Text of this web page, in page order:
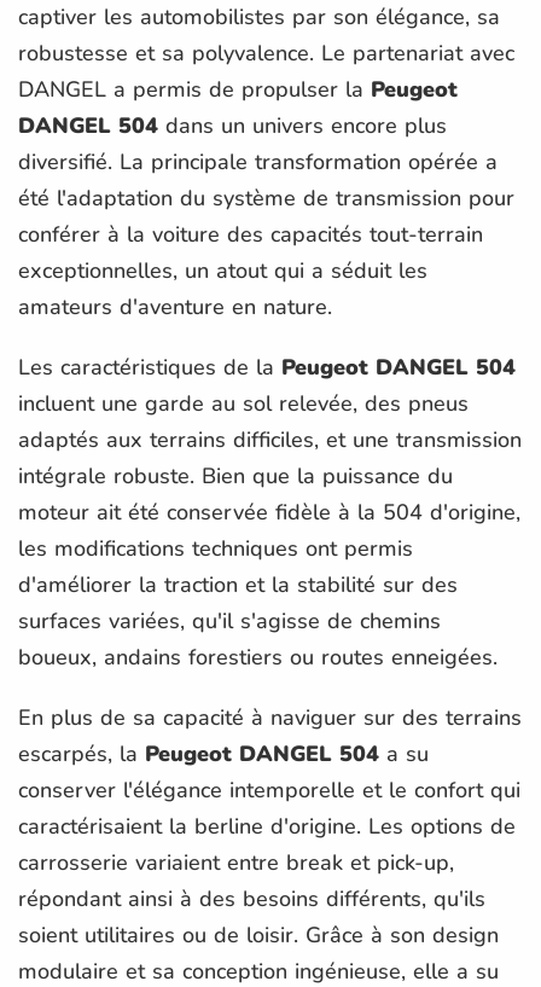
captiver les automobilistes par son élégance, sa
robustesse et sa polyvalence. Le partenariat avec
DANGEL a permis de propulser la Peugeot
DANGEL 504 dans un univers encore plus
diversifié. La principale transformation opérée a
été l'adaptation du système de transmission pour
conférer à la voiture des capacités tout-terrain
exceptionnelles, un atout qui a séduit les
amateurs d'aventure en nature.
Les caractéristiques de la Peugeot DANGEL 504
incluent une garde au sol relevée, des pneus
adaptés aux terrains difficiles, et une transmission
intégrale robuste. Bien que la puissance du
moteur ait été conservée fidèle à la 504 d'origine,
les modifications techniques ont permis
d'améliorer la traction et la stabilité sur des
surfaces variées, qu'il s'agisse de chemins
boueux, andains forestiers ou routes enneigées.
En plus de sa capacité à naviguer sur des terrains
escarpés, la Peugeot DANGEL 504 a su
conserver l'élégance intemporelle et le confort qui
caractérisaient la berline d'origine. Les options de
carrosserie variaient entre break et pick-up,
répondant ainsi à des besoins différents, qu'ils
soient utilitaires ou de loisir. Grâce à son design
modulaire et sa conception ingénieuse, elle a su